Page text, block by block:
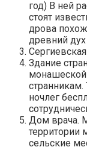
год) В ней
стоят
дрова
древний
Здание
монашеской
ночлег
Дом врача.
территории
сельские